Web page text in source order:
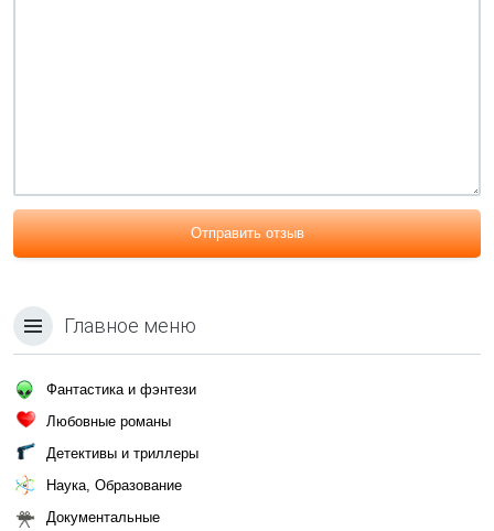
Отправить отзыв
Главное меню
Фантастика и фэнтези
Любовные романы
Детективы и триллеры
Наука, Образование
Документальные